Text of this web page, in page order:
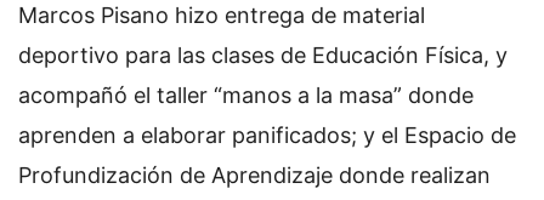
Marcos Pisano hizo entrega de material
deportivo para las clases de Educación Física, y
acompañó el taller “manos a la masa” donde
aprenden a elaborar panificados; y el Espacio de
Profundización de Aprendizaje donde realizan